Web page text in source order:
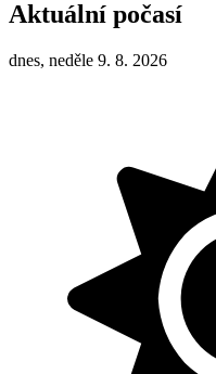
Aktuální počasí
dnes, neděle 9. 8. 2026